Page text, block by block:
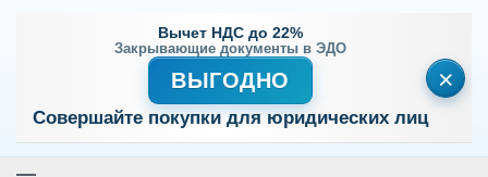
Вычет НДС до 22%
Закрывающие документы в ЭДО
ВЫГОДНО
Совершайте покупки для юридических лиц
×